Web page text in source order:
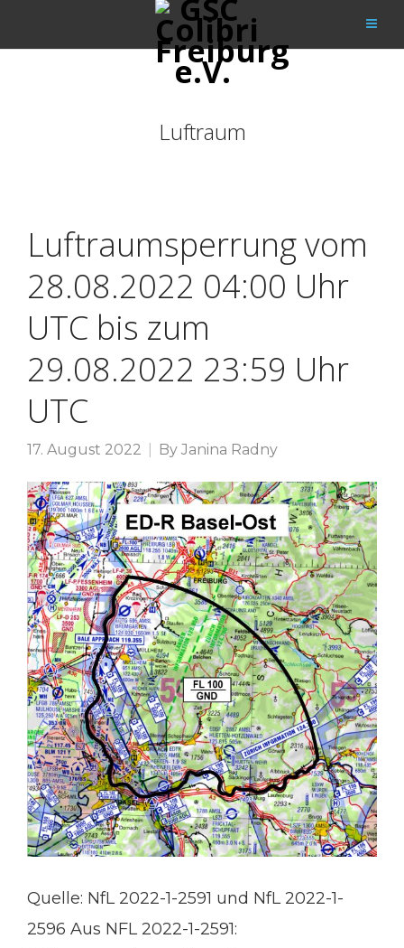
Luftraum
Luftraumsperrung vom
28.08.2022 04:00 Uhr
UTC bis zum
29.08.2022 23:59 Uhr
UTC
17. August 2022 By Janina Radny
Quelle: NfL 2022-1-2591 und NfL 2022-1-
2596 Aus NFL 2022-1-2591: